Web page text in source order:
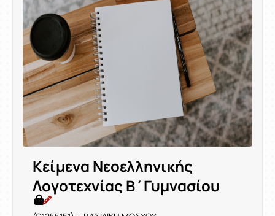
Κείμενα Νεοελληνικής
Λογοτεχνίας Β΄Γυμνασίου